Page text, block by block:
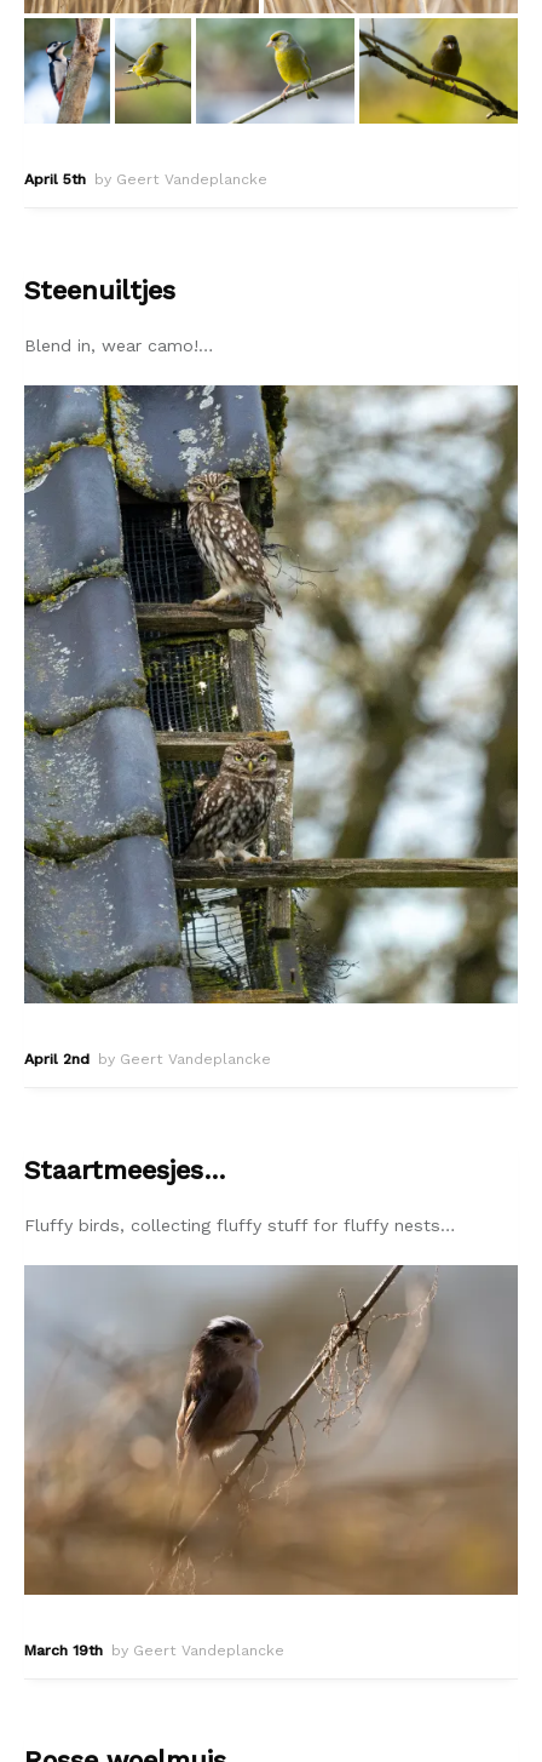
April 5th by Geert Vandeplancke
Steenuiltjes
Blend in, wear camo!…
April 2nd by Geert Vandeplancke
Staartmeesjes…
Fluffy birds, collecting fluffy stuff for fluffy nests…
March 19th by Geert Vandeplancke